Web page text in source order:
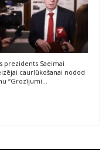
prezidents Saeimai
caurlūkošanai nodod
“Grozījumi…